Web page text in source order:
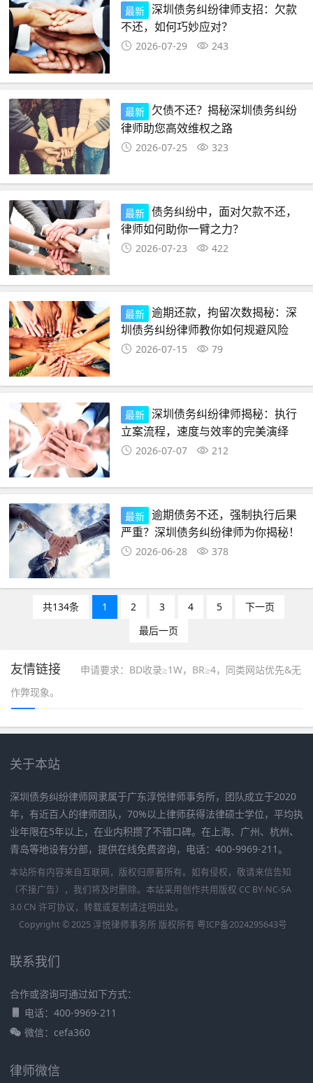
最新 深圳债务纠纷律师支招：欠款
不还，如何巧妙应对？
2026-07-29 243
最新 欠债不还？揭秘深圳债务纠纷
律师助您高效维权之路
2026-07-25 323
最新 债务纠纷中，面对欠款不还，
律师如何助你一臂之力？
2026-07-23 422
最新 逾期还款，拘留次数揭秘：深
圳债务纠纷律师教你如何规避风险
2026-07-15 79
最新 深圳债务纠纷律师揭秘：执行
立案流程，速度与效率的完美演绎
2026-07-07 212
最新 逾期债务不还，强制执行后果
严重？深圳债务纠纷律师为你揭秘！
2026-06-28 378
共134条 1 2 3 4 5
下一页
最后一页
友情链接
申请要求：BD收录≥1W，BR≥4，同类网站优先&无
作弊现象。
关于本站
深圳债务纠纷律师网隶属于广东淳悦律师事务所，团队成立于2020
年，有近百人的律师团队，70%以上律师获得法律硕士学位，平均执
业年限在5年以上，在业内积攒了不错口碑。在上海、广州、杭州、
青岛等地设有分部，提供在线免费咨询，电话：400-9969-211。
本站所有内容来自互联网，版权归原著所有。如有侵权，敬请来信告知
（不接广告），我们将及时删除。本站采用创作共用版权 CC BY-NC-SA
3.0 CN 许可协议，转载或复制请注明出处。
Copyright © 2025 淳悦律师事务所 版权所有 粤ICP备2024295643号
联系我们
合作或咨询可通过如下方式：
电话：400-9969-211
微信：cefa360
律师微信